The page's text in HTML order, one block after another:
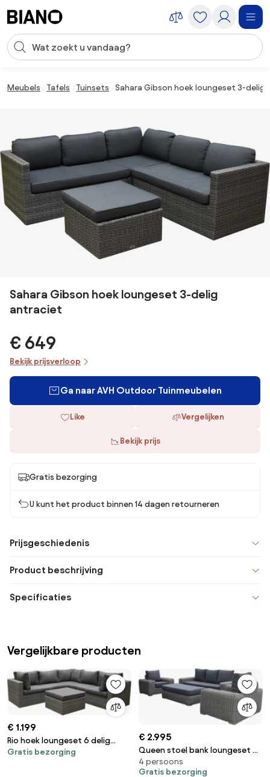
Zoekopdracht invoeren
Meubels Tafels Tuinsets Sahara Gibson hoek loungeset 3-delig
Sahara Gibson hoek loungeset 3-delig
antraciet
€ 649
Bekijk prijsverloop
Ga naar AVH Outdoor Tuinmeubelen
Like Vergelijken
Bekijk prijs
Gratis bezorging
U kunt het product binnen 14 dagen retourneren
Prijsgeschiedenis
Product beschrijving
Specificaties
Vergelijkbare producten
€ 1.199
Rio hoek loungeset 6 delig
antraciet wicker
Gratis bezorging
€ 2.995
Queen stoel bank loungeset 4
delig grijs vlechtwerk
4 persoons
Gratis bezorging